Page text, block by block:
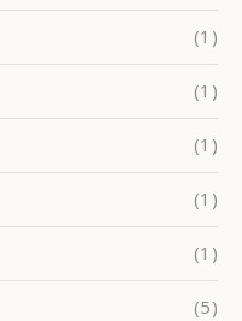
(1)
(1)
(1)
(1)
(1)
(5)